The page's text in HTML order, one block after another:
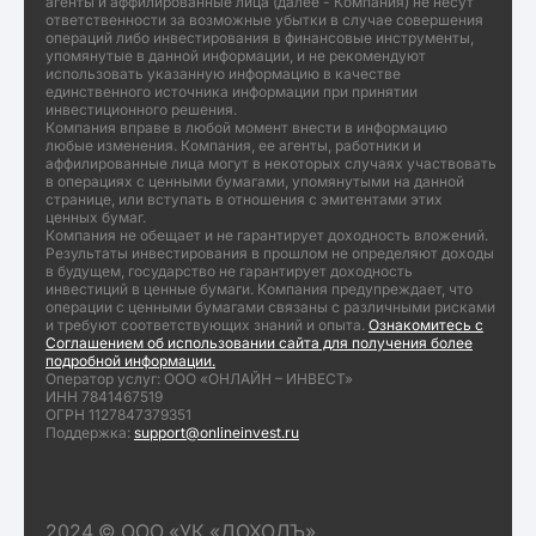
ответственности за возможные убытки в случае совершения
операций либо инвестирования в финансовые инструменты,
упомянутые в данной информации, и не рекомендуют
использовать указанную информацию в качестве
единственного источника информации при принятии
инвестиционного решения.
Компания вправе в любой момент внести в информацию
любые изменения. Компания, ее агенты, работники и
аффилированные лица могут в некоторых случаях участвовать
в операциях с ценными бумагами, упомянутыми на данной
странице, или вступать в отношения с эмитентами этих
ценных бумаг.
Компания не обещает и не гарантирует доходность вложений.
Результаты инвестирования в прошлом не определяют доходы
в будущем, государство не гарантирует доходность
инвестиций в ценные бумаги. Компания предупреждает, что
операции с ценными бумагами связаны с различными рисками
и требуют соответствующих знаний и опыта. Ознакомитесь с
Соглашением об использовании сайта для получения более
подробной информации.
Оператор услуг: ООО «ОНЛАЙН – ИНВЕСТ»
ИНН 7841467519
ОГРН 1127847379351
Поддержка: support@onlineinvest.ru
2024 © ООО «УК «ДОХОДЪ»